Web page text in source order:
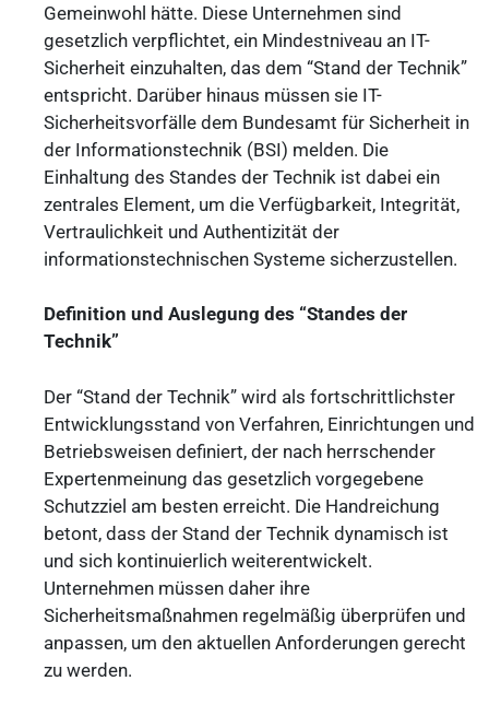
Gemeinwohl hätte. Diese Unternehmen sind
gesetzlich verpflichtet, ein Mindestniveau an IT-
Sicherheit einzuhalten, das dem “Stand der Technik”
entspricht. Darüber hinaus müssen sie IT-
Sicherheitsvorfälle dem Bundesamt für Sicherheit in
der Informationstechnik (BSI) melden. Die
Einhaltung des Standes der Technik ist dabei ein
zentrales Element, um die Verfügbarkeit, Integrität,
Vertraulichkeit und Authentizität der
informationstechnischen Systeme sicherzustellen.
Definition und Auslegung des “Standes der
Technik”
Der “Stand der Technik” wird als fortschrittlichster
Entwicklungsstand von Verfahren, Einrichtungen und
Betriebsweisen definiert, der nach herrschender
Expertenmeinung das gesetzlich vorgegebene
Schutzziel am besten erreicht. Die Handreichung
betont, dass der Stand der Technik dynamisch ist
und sich kontinuierlich weiterentwickelt.
Unternehmen müssen daher ihre
Sicherheitsmaßnahmen regelmäßig überprüfen und
anpassen, um den aktuellen Anforderungen gerecht
zu werden.